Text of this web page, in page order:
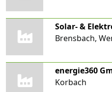
Solar- &
Brensbach,
Korbach